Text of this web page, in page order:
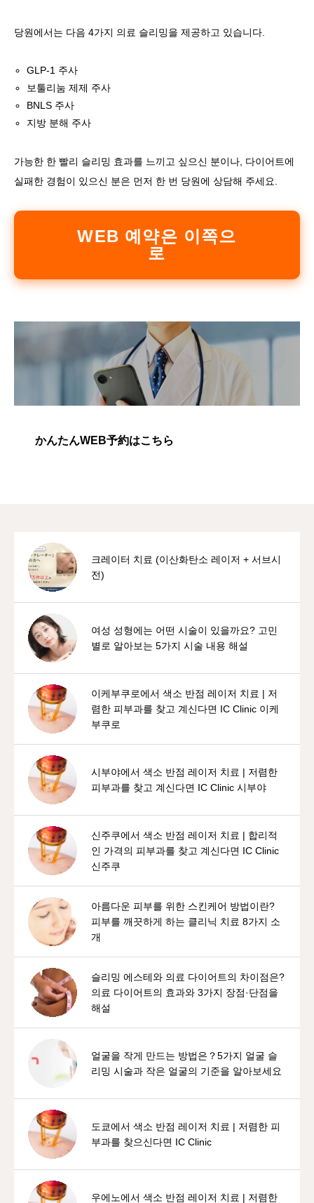
당원에서는 다음 4가지 의료 슬리밍을 제공하고 있습니다.
GLP-1 주사
보툴리눔 제제 주사
BNLS 주사
지방 분해 주사
가능한 한 빨리 슬리밍 효과를 느끼고 싶으신 분이나, 다이어트에
실패한 경험이 있으신 분은 먼저 한 번 당원에 상담해 주세요.
WEB 예약은 이쪽으
로
かんたんWEB予約はこちら
크레이터 치료 (이산화탄소 레이저 + 서브시
전)
여성 성형에는 어떤 시술이 있을까요? 고민
별로 알아보는 5가지 시술 내용 해설
이케부쿠로에서 색소 반점 레이저 치료 | 저
렴한 피부과를 찾고 계신다면 IC Clinic 이케
부쿠로
시부야에서 색소 반점 레이저 치료 | 저렴한
피부과를 찾고 계신다면 IC Clinic 시부야
신주쿠에서 색소 반점 레이저 치료 | 합리적
인 가격의 피부과를 찾고 계신다면 IC Clinic
신주쿠
아름다운 피부를 위한 스킨케어 방법이란?
피부를 깨끗하게 하는 클리닉 치료 8가지 소
개
슬리밍 에스테와 의료 다이어트의 차이점은?
의료 다이어트의 효과와 3가지 장점·단점을
해설
얼굴을 작게 만드는 방법은？5가지 얼굴 슬
리밍 시술과 작은 얼굴의 기준을 알아보세요
도쿄에서 색소 반점 레이저 치료 | 저렴한 피
부과를 찾으신다면 IC Clinic
우에노에서 색소 반점 레이저 치료 | 저렴한